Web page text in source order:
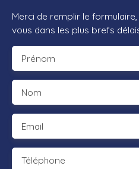
Merci de remplir le
vous dans les plus brefs
Prénom
Nom
Email
Téléphone